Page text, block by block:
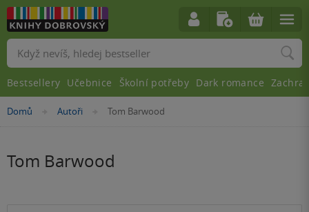
Nacházíte
Domů »Autoři »
Tom Barwood
Tom Barwood
Vyhledávání
Bestsellery Učebnice Školní potřeby Dark romance